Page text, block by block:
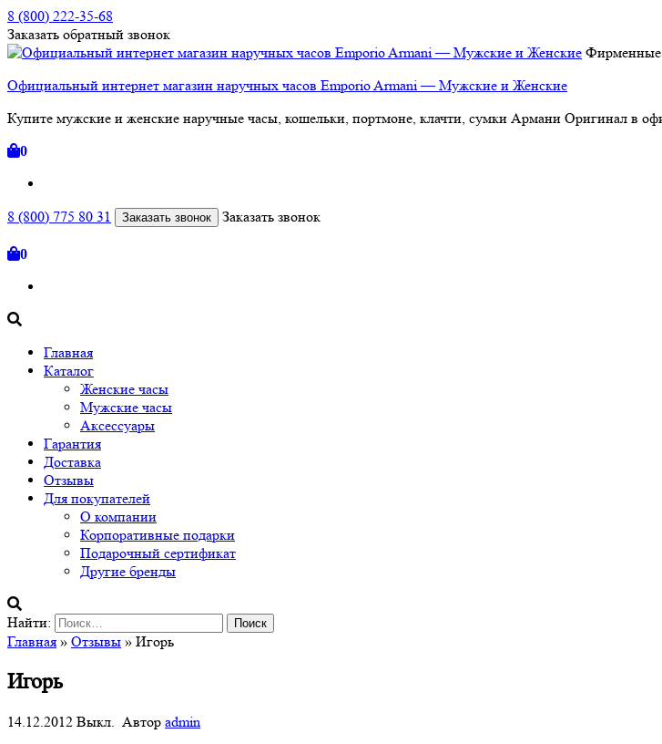
8 (800) 222-35-68
Заказать обратный звонок
Фирменные
Официальный интернет магазин наручных часов Emporio Armani — Мужские и Женские
Купите мужские и женские наручные часы, кошельки, портмоне, клачти, сумки Армани Оригинал в
0
8 (800) 775 80 31 Заказать звонок Заказать звонок
0
Главная
Каталог
Женские часы
Мужские часы
Аксессуары
Гарантия
Доставка
Отзывы
Для покупателей
О компании
Корпоративные подарки
Подарочный сертификат
Другие бренды
Найти:
Главная » Отзывы » Игорь
Игорь
14.12.2012 Выкл. Автор admin